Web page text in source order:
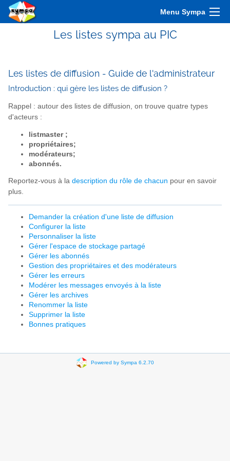
Menu Sympa
Les listes sympa au PIC
Les listes de diffusion - Guide de l'administrateur
Introduction : qui gère les listes de diffusion ?
Rappel : autour des listes de diffusion, on trouve quatre types
d'acteurs :
listmaster ;
propriétaires;
modérateurs;
abonnés.
Reportez-vous à la description du rôle de chacun pour en savoir
plus.
Demander la création d'une liste de diffusion
Configurer la liste
Personnaliser la liste
Gérer l'espace de stockage partagé
Gérer les abonnés
Gestion des propriétaires et des modérateurs
Gérer les erreurs
Modérer les messages envoyés à la liste
Gérer les archives
Renommer la liste
Supprimer la liste
Bonnes pratiques
Powered by Sympa 6.2.70